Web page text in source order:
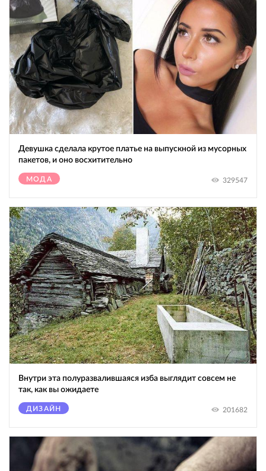
Девушка сделала крутое платье на выпускной из мусорных
пакетов, и оно восхитительно
МОДА 329547
Внутри эта полуразвалившаяся изба выглядит совсем не
так, как вы ожидаете
ДИЗАЙН 201682